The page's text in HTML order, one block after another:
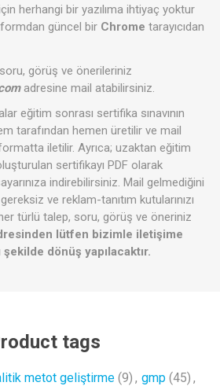
herhangi bir yazılıma ihtiyaç yoktur
güncel bir Chrome tarayıcıdan
görüş ve önerileriniz
adresine mail atabilirsiniz.
eğitim sonrası sertifika sınavının
tarafından hemen üretilir ve mail
iletilir. Ayrıca; uzaktan eğitim
sertifikayı PDF olarak
indirebilirsiniz. Mail gelmediğini
ve reklam-tanıtım kutularınızı
türlü talep, soru, görüş ve öneriniz
lütfen bizimle iletişime
dönüş yapılacaktır.
tags
metot geliştirme (9) , gmp (45) ,